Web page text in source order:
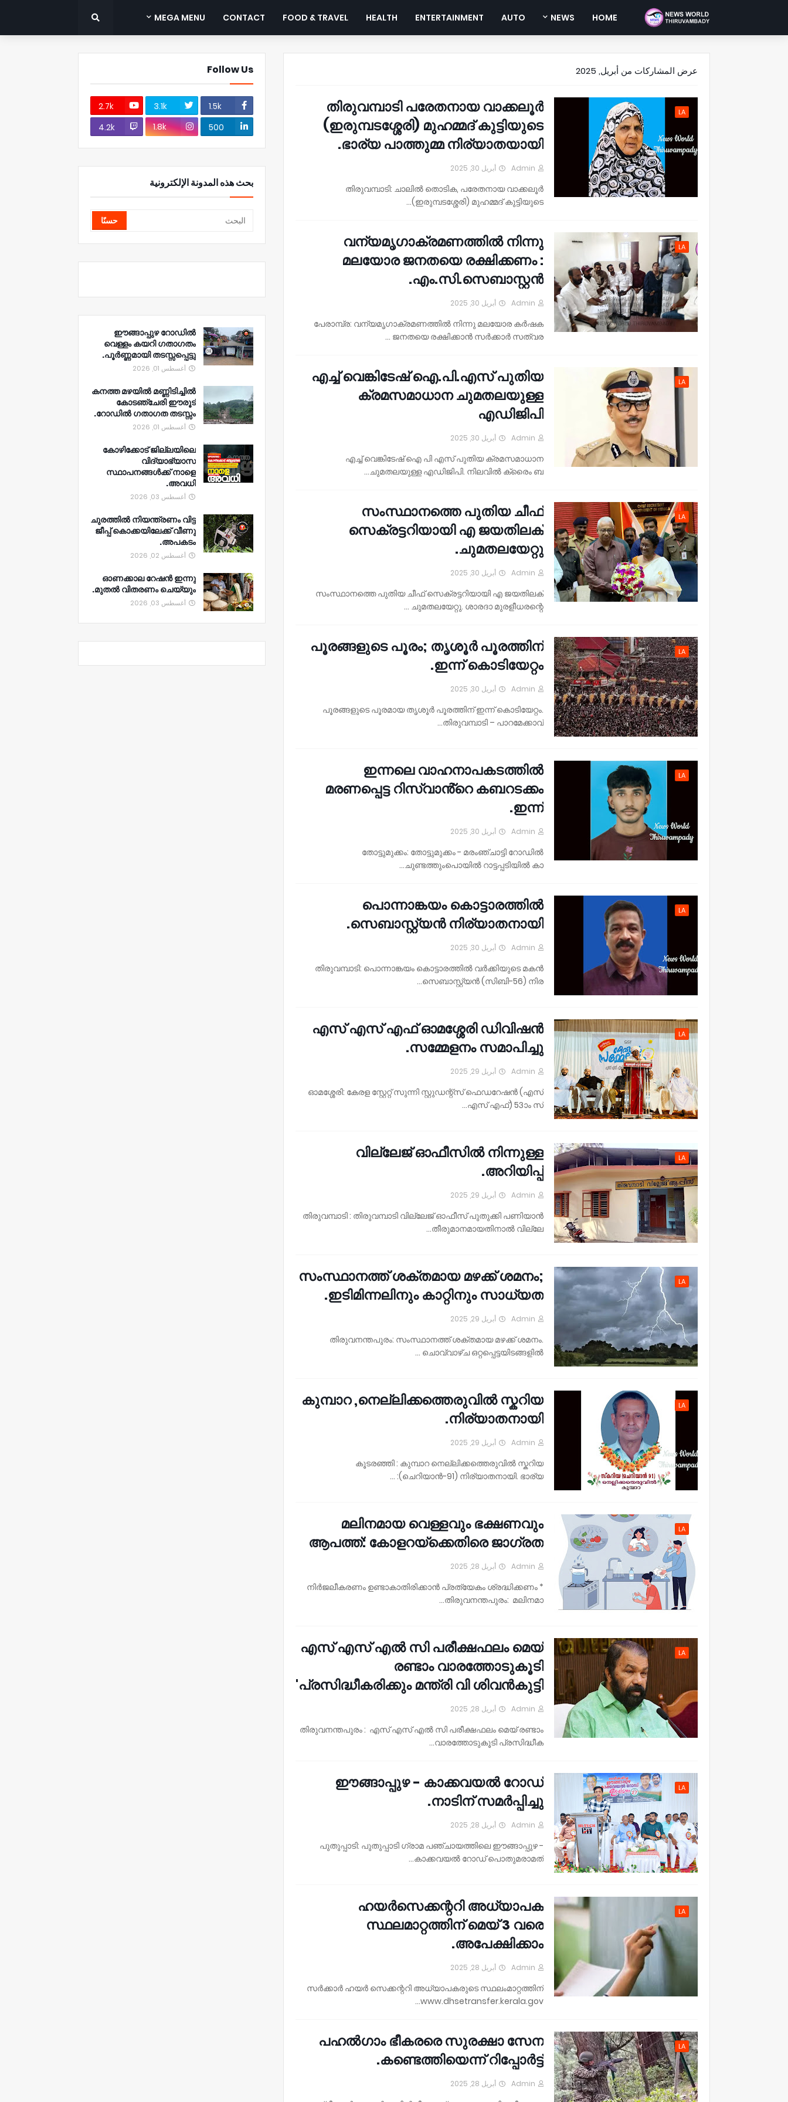
HOME
NEWS
AUTO
ENTERTAINMENT
HEALTH
FOOD & TRAVEL
CONTACT
MEGA MENU
عرض المشاركات من أبريل, 2025
LA
തിരുവമ്പാടി പരേതനായ വാക്കലൂർ
(ഇരുമ്പടശ്ശേരി) മുഹമ്മദ്‌ കുട്ടിയുടെ
ഭാര്യ പാത്തുമ്മ നിര്യാതയായി.
Admin أبريل 30, 2025
തിരുവമ്പാടി: ചാലിൽ തൊടിക, പരേതനായ വാക്കലൂർ
(ഇരുമ്പടശ്ശേരി) മുഹമ്മദ്‌ കുട്ടിയുടെ…
LA
വന്യമൃഗാക്രമണത്തിൽ നിന്നു
മലയോര ജനതയെ രക്ഷിക്കണം :
എം.സി.സെബാസ്റ്റൻ.
Admin أبريل 30, 2025
പേരാമ്പ്ര: വന്യമൃഗാക്രമണത്തിൽ നിന്നു മലയോര കർഷക
ജനതയെ രക്ഷിക്കാൻ സർക്കാർ സത്വര …
LA
എച്ച് വെങ്കിടേഷ് ഐ.പി.എസ് പുതിയ
ക്രമസമാധാന ചുമതലയുള്ള
എഡിജിപി
Admin أبريل 30, 2025
എച്ച് വെങ്കിടേഷ് ഐ പി എസ് പുതിയ ക്രമസമാധാന
ചുമതലയുള്ള എഡിജിപി. നിലവില്‍ ക്രൈം ബ…
LA
സംസ്ഥാനത്തെ പുതിയ ചീഫ്
സെക്രട്ടറിയായി എ ജയതിലക്
ചുമതലയേറ്റു.
Admin أبريل 30, 2025
സംസ്ഥാനത്തെ പുതിയ ചീഫ് സെക്രട്ടറിയായി എ ജയതിലക്
ചുമതലയേറ്റു. ശാരദാ മുരളീധരന്റെ …
LA
പൂരങ്ങളുടെ പൂരം; തൃശൂര്‍ പൂരത്തിന്
ഇന്ന് കൊടിയേറ്റം.
Admin أبريل 30, 2025
പൂരങ്ങളുടെ പൂരമായ തൃശൂര്‍ പൂരത്തിന് ഇന്ന് കൊടിയേറ്റം.
തിരുവമ്പാടി – പാറമേക്കാവ്…
LA
ഇന്നലെ വാഹനാപകടത്തിൽ
മരണപ്പെട്ട റിസ്‌വാൻ്റെ കബറടക്കം
ഇന്ന്.
Admin أبريل 30, 2025
തോട്ടുമുക്കം: തോട്ടുമുക്കം - മരംഞ്ചാട്ടി റോഡിൽ
ചുണ്ടത്തുംപൊയിൽ റാട്ടപ്പടിയിൽ കാ…
LA
പൊന്നാങ്കയം കൊട്ടാരത്തിൽ
സെബാസ്റ്റ്യൻ നിര്യാതനായി.
Admin أبريل 30, 2025
തിരുവമ്പാടി: പൊന്നാങ്കയം കൊട്ടാരത്തിൽ വർക്കിയുടെ മകൻ
സെബാസ്റ്റ്യൻ (സിബി-56) നിര…
LA
എസ് എസ് എഫ് ഓമശ്ശേരി ഡിവിഷന്‍
സമ്മേളനം സമാപിച്ചു.
Admin أبريل 29, 2025
ഓമശ്ശേരി: കേരള സ്റ്റേറ്റ് സുന്നി സ്റ്റുഡന്റ്‌സ് ഫെഡറേഷന്‍ (എസ്
എസ് എഫ്) 53ാം സ്…
LA
വില്ലേജ് ഓഫീസിൽ നിന്നുള്ള
അറിയിപ്പ്.
Admin أبريل 29, 2025
തിരുവമ്പാടി : തിരുവമ്പാടി വില്ലേജ് ഓഫീസ് പുതുക്കി പണിയാൻ
തീരുമാനമായതിനാൽ വില്ലേ…
LA
സംസ്ഥാനത്ത് ശക്തമായ മഴക്ക് ശമനം;
ഇടിമിന്നലിനും കാറ്റിനും സാധ്യത.
Admin أبريل 29, 2025
തിരുവനന്തപുരം: സംസ്ഥാനത്ത് ശക്തമായ മഴക്ക് ശമനം.
ചൊവ്വാഴ്ച ഒറ്റപ്പെട്ടയിടങ്ങളിൽ …
LA
കുമ്പാറ ,നെല്ലിക്കത്തെരുവിൽ സ്കറിയ
നിര്യാതനായി.
Admin أبريل 29, 2025
കൂടരഞ്ഞി : കുമ്പാറ നെല്ലിക്കത്തെരുവിൽ സ്കറിയ
(ചെറിയാൻ-91) നിര്യാതനായി. ഭാര്യ: …
LA
മലിനമായ വെള്ളവും ഭക്ഷണവും
ആപത്ത്: കോളറയ്ക്കെതിരെ ജാഗ്രത
Admin أبريل 28, 2025
* നിർജലീകരണം ഉണ്ടാകാതിരിക്കാൻ പ്രത്യേകം ശ്രദ്ധിക്കണം
തിരുവനന്തപുരം: മലിനമാ…
LA
എസ് എസ് എല്‍ സി പരീക്ഷഫലം മെയ്
രണ്ടാം വാരത്തോടുകൂടി
പ്രസിദ്ധീകരിക്കും മന്ത്രി വി ശിവൻകുട്ടി'
Admin أبريل 28, 2025
തിരുവനന്തപുരം : എസ് എസ് എല്‍ സി പരീക്ഷഫലം മെയ് രണ്ടാം
വാരത്തോടുകൂടി പ്രസിദ്ധീക…
LA
ഈങ്ങാപ്പുഴ - കാക്കവയൽ റോഡ്
നാടിന് സമർപ്പിച്ചു.
Admin أبريل 28, 2025
പുതുപ്പാടി: പുതുപ്പാടി ഗ്രാമ പഞ്ചായത്തിലെ ഈങ്ങാപ്പുഴ -
കാക്കവയൽ റോഡ് പൊതുമരാമത്…
LA
ഹയർസെക്കന്ററി അധ്യാപക
സ്ഥലമാറ്റത്തിന് മെയ് 3 വരെ
അപേക്ഷിക്കാം.
Admin أبريل 28, 2025
സർക്കാർ ഹയർ സെക്കന്ററി അധ്യാപകരുടെ സ്ഥലംമാറ്റത്തിന്
www.dhsetransfer.kerala.gov…
LA
പഹൽഗാം ഭീകരരെ സുരക്ഷാ സേന
കണ്ടെത്തിയെന്ന് റിപ്പോർട്ട്.
Admin أبريل 28, 2025
Follow Us
1.5k
3.1k
2.7k
500
1.8k
4.2k
بحث هذه المدونة الإلكترونية
ഈങ്ങാപ്പുഴ റോഡിൽ
വെള്ളം കയറി ഗതാഗതം
പൂർണ്ണമായി തടസ്സപ്പെട്ടു.
أغسطس 01, 2026
കനത്ത മഴയിൽ മണ്ണിടിച്ചിൽ
കോടഞ്ചേരി ഈരൂട്
റോഡിൽ ഗതാഗത തടസ്സം.
أغسطس 01, 2026
കോഴിക്കോട് ജില്ലയിലെ
വിദ്യാഭ്യാസ
സ്ഥാപനങ്ങൾക്ക് നാളെ
അവധി.
أغسطس 03, 2026
ചുരത്തിൽ നിയന്ത്രണം വിട്ട
ജീപ്പ് കൊക്കയിലേക്ക് വീണു
അപകടം.
أغسطس 02, 2026
ഓണക്കാല റേഷൻ ഇന്നു
മുതല്‍ വിതരണം ചെയ്യും.
أغسطس 03, 2026